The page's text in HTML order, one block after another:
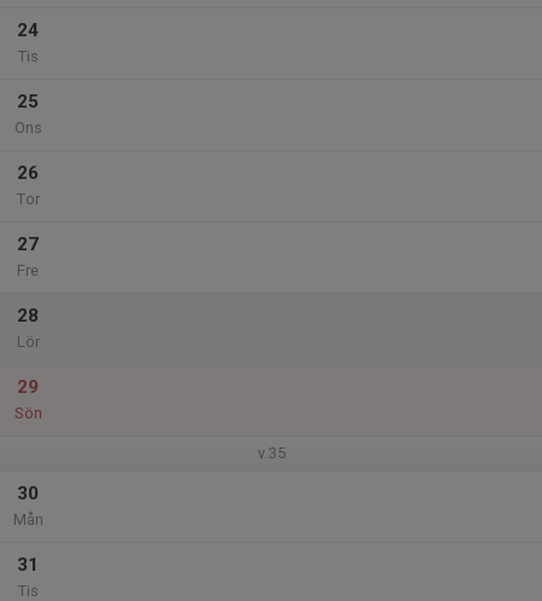
24
Tis
25
Ons
26
Tor
27
Fre
28
Lör
29
Sön
v.35
30
Mån
31
Tis